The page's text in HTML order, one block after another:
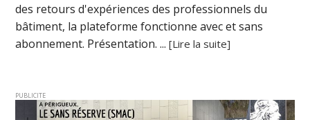
des retours d'expériences des professionnels du
bâtiment, la plateforme fonctionne avec et sans
abonnement. Présentation. ...[Lire la suite]
PUBLICITE